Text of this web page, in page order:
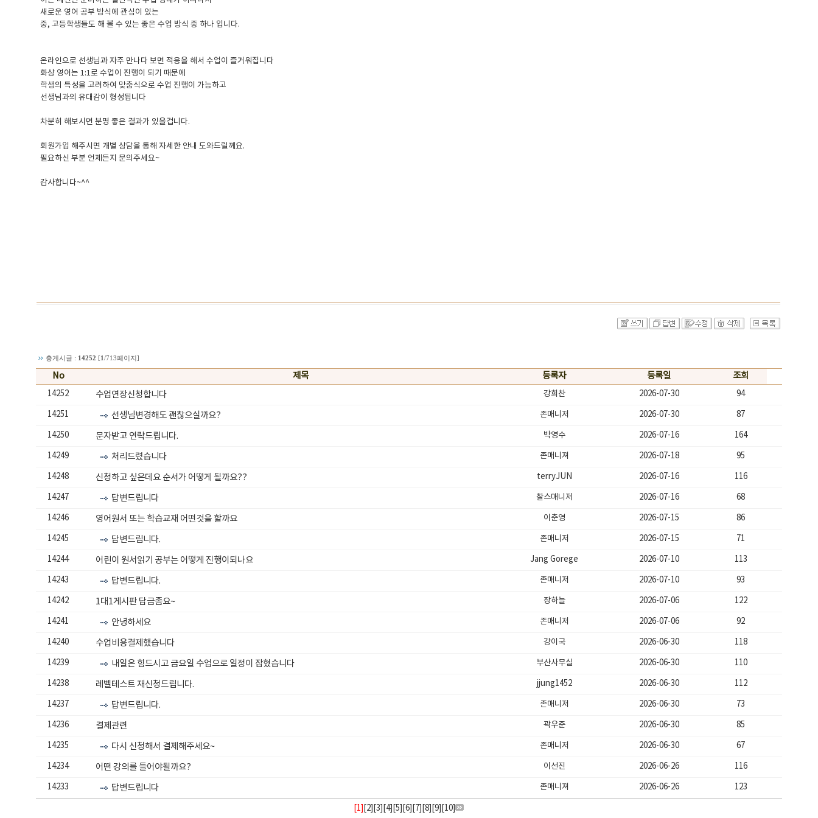
새로운 영어 공부 방식에 관심이 있는
중, 고등학생들도 해 볼 수 있는 좋은 수업 방식 중 하나 입니다.
온라인으로 선생님과 자주 만나다 보면 적응을 해서 수업이 즐거워집니다
화상 영어는 1:1로 수업이 진행이 되기 때문에
학생의 특성을 고려하여 맞춤식으로 수업 진행이 가능하고
선생님과의 유대감이 형성됩니다
차분히 해보시면 분명 좋은 결과가 있을겁니다.
회원가입 해주시면 개별 상담을 통해 자세한 안내 도와드릴께요.
필요하신 부분 언제든지 문의주세요~
감사합니다~^^
총게시글 : 14252 [1/713페이지]
No 제목 등록자 등록일 조회
14252 수업연장신청합니다 강희찬 2026-07-30 94
14251 선생님변경해도 괜찮으실까요? 존매니저 2026-07-30 87
14250 문자받고 연락드립니다. 박영수 2026-07-16 164
14249 처리드렸습니다 존매니져 2026-07-18 95
14248 신청하고 싶은데요 순서가 어떻게 될까요?? terryJUN 2026-07-16 116
14247 답변드립니다 찰스매니저 2026-07-16 68
14246 영어원서 또는 학습교재 어떤것을 할까요 이춘영 2026-07-15 86
14245 답변드립니다. 존매니저 2026-07-15 71
14244 어린이 원서읽기 공부는 어떻게 진행이되나요 Jang Gorege 2026-07-10 113
14243 답변드립니다. 존매니저 2026-07-10 93
14242 1대1게시판 답금좀요~ 장하늘 2026-07-06 122
14241 안녕하세요 존매니저 2026-07-06 92
14240 수업비용결제했습니다 강이국 2026-06-30 118
14239 내일은 힘드시고 금요일 수업으로 일정이 잡혔습니다 부산사무실 2026-06-30 110
14238 레벨테스트 재신청드립니다. jjung1452 2026-06-30 112
14237 답변드립니다. 존매니저 2026-06-30 73
14236 결제관련 곽우준 2026-06-30 85
14235 다시 신청해서 결제해주세요~ 존매니저 2026-06-30 67
14234 어떤 강의를 들어야될까요? 이선진 2026-06-26 116
14233 답변드립니다 존매니져 2026-06-26 123
[1] 2 ][3 4][5 ][6 7 ][8 ][9 10 ]